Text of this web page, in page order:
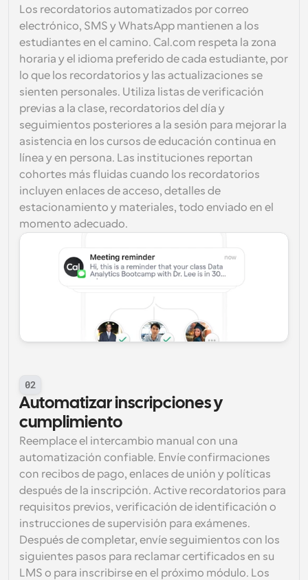
Los recordatorios automatizados por correo
electrónico, SMS y WhatsApp mantienen a los
estudiantes en el camino. Cal.com respeta la zona
horaria y el idioma preferido de cada estudiante, por
lo que los recordatorios y las actualizaciones se
sienten personales. Utiliza listas de verificación
previas a la clase, recordatorios del día y
seguimientos posteriores a la sesión para mejorar la
asistencia en los cursos de educación continua en
línea y en persona. Las instituciones reportan
cohortes más fluidas cuando los recordatorios
incluyen enlaces de acceso, detalles de
estacionamiento y materiales, todo enviado en el
momento adecuado.
02
Automatizar inscripciones y
cumplimiento
Reemplace el intercambio manual con una
automatización confiable. Envíe confirmaciones
con recibos de pago, enlaces de unión y políticas
después de la inscripción. Active recordatorios para
requisitos previos, verificación de identificación o
instrucciones de supervisión para exámenes.
Después de completar, envíe seguimientos con los
siguientes pasos para reclamar certificados en su
LMS o para inscribirse en el próximo módulo. Los